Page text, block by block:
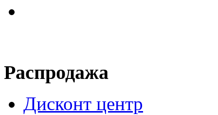
Распродажа
Дисконт центр